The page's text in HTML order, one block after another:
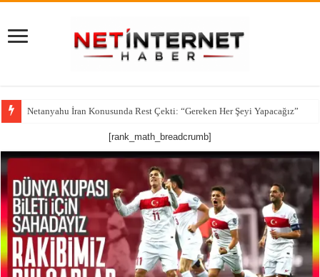
Netanyahu İran Konusunda Rest Çekti: “Gereken Her Şeyi Yapacağız”
CNN’den çarpıcı iddia: ABD’nin kritik füze stokları alarm veriyor
[rank_math_breadcrumb]